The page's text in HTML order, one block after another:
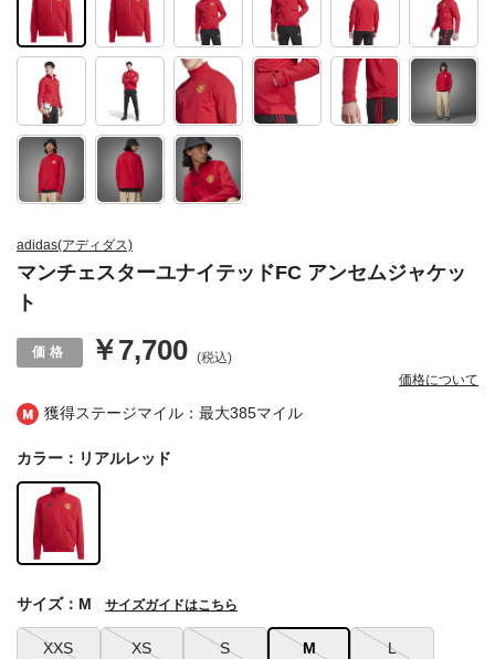
獲得ステージマイル：最大385マイル
adidas(アディダス)
マンチェスターユナイテッドFC アンセムジャケッ
ト
￥7,700 (税込)
価格について
カラー：リアルレッド
XXS XS S M L
サイズ：M サイズガイドはこちら